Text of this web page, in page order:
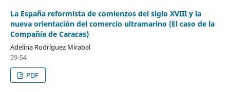
La España reformista de comienzos del siglo XVIII y la
nueva orientación del comercio ultramarino (El caso de la
Compañía de Caracas)
Adelina Rodríguez Mirabal
39-54
PDF